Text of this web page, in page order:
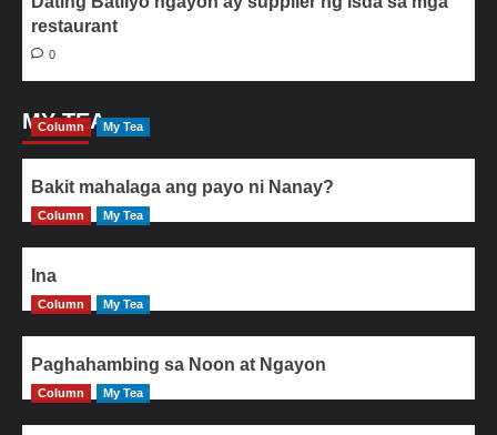
restaurant
0
MY TEA
Column My Tea
Bakit mahalaga ang payo ni Nanay?
Column My Tea
Ina
Column My Tea
Paghahambing sa Noon at Ngayon
Column My Tea